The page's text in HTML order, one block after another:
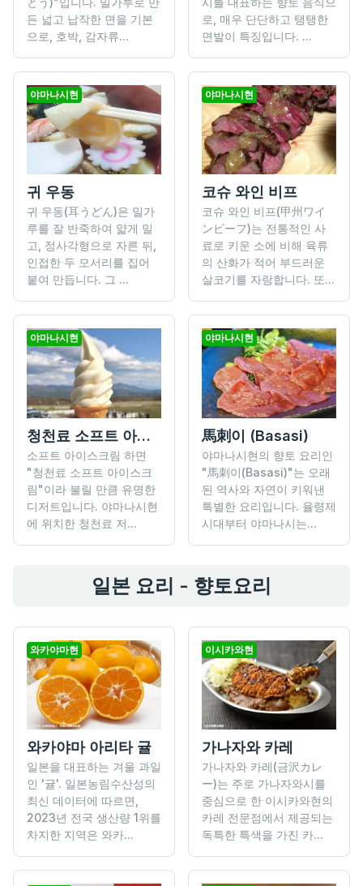
든 넓고 납작한 면을 기본
으로, 호박, 감자류...
로, 매우 단단하고 탱탱한
면발이 특징입니다. ...
야마나시현
귀 우동
귀 우동(耳うどん)은 밀가
루를 잘 반죽하여 얇게 밀
고, 정사각형으로 자른 뒤,
인접한 두 모서리를 집어
붙여 만듭니다. 그 ...
야마나시현
코슈 와인 비프
코슈 와인 비프(甲州ワイ
ンビーフ)는 전통적인 사
료로 키운 소에 비해 육류
의 산화가 적어 부드러운
살코기를 자랑합니다. 또...
야마나시현
청천료 소프트 아이스크림
소프트 아이스크림 하면
"청천료 소프트 아이스크
림"이라 불릴 만큼 유명한
디저트입니다. 야마나시현
에 위치한 청천료 저...
야마나시현
馬刺이 (Basasi)
야마나시현의 향토 요리인
"馬刺이(Basasi)"는 오래
된 역사와 자연이 키워낸
특별한 요리입니다. 율령제
시대부터 야마나시는...
일본 요리 - 향토요리
와카야마현
와카야마 아리타 귤
일본을 대표하는 겨울 과일
인 '귤'. 일본농림수산성의
최신 데이터에 따르면,
2023년 전국 생산량 1위를
차지한 지역은 와카...
이시카와현
가나자와 카레
가나자와 카레(금沢カレ
ー)는 주로 가나자와시를
중심으로 한 이시카와현의
카레 전문점에서 제공되는
독특한 특색을 가진 카...